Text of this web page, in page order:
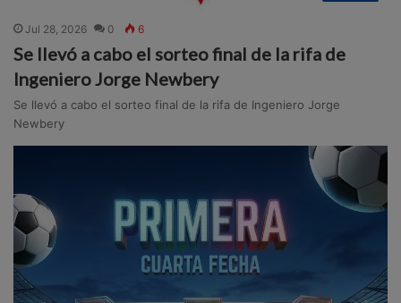
Jul 28, 2026 0 6
Se llevó a cabo el sorteo final de la rifa de
Ingeniero Jorge Newbery
Se llevó a cabo el sorteo final de la rifa de Ingeniero Jorge
Newbery